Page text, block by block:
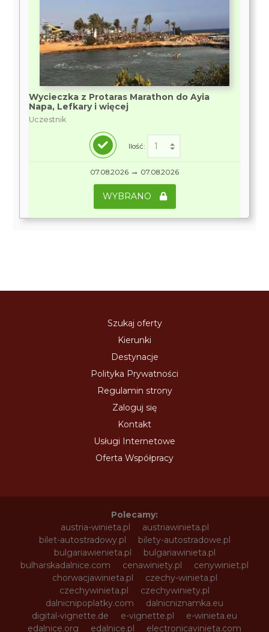
Wycieczka z Protaras Marathon do Ayia
Napa, Lefkary i więcej
Uczestnik
Ilość:
07.08.2026 → 07.08.2026
WYBRANO
Szukaj oferty
Kierunki
Destynacje
Polityka Prywatności
Regulamin strony
Zaloguj się
Kontakt
Usługi Internetowe
Oferta Współpracy
Polecamy:
austria-winieta.pl
austriawinieta.pl
bilet-autostradowy.pl
bilety-autostradowe.pl
bulgariawienieta.pl
bulgariawinieta.pl
bulharskadalnice.com
cenawiniety.pl
cenywiniet.pl
chorwacjawinieta.pl
czechy-winieta.pl
czechywinieta.pl
czechywiniety.pl
dalnicnipoplatky.com
dalnicniznamka.eu
digital-vignette.de
e-vignette.pl
e-winieta.eu
edalnice.org
edalnice.pl
electronicavinieta.com